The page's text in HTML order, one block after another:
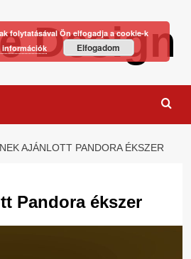
Design
AJÁNLOTT PANDORA ÉKSZER
Pandora ékszer
folytatásával Ön elfogadja a cookie-k
információk Elfogadom